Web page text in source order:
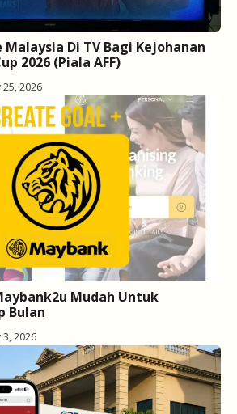
Di TV Bagi Kejohanan
2026 (Piala AFF)
25, 2026
Mudah Untuk
Bulan
3, 2026